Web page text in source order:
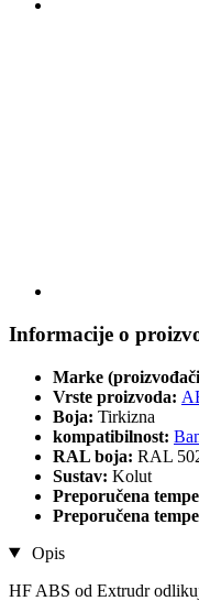
Informacije o
Marke
Vrste proizvoda:
Boja: Tirkizna
kompatibilnost:
RAL boja: RAL
Sustav: Kolut
Preporučena
Preporučena
Opis
HF ABS od Extrudr